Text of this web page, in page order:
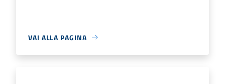
VAI ALLA PAGINA